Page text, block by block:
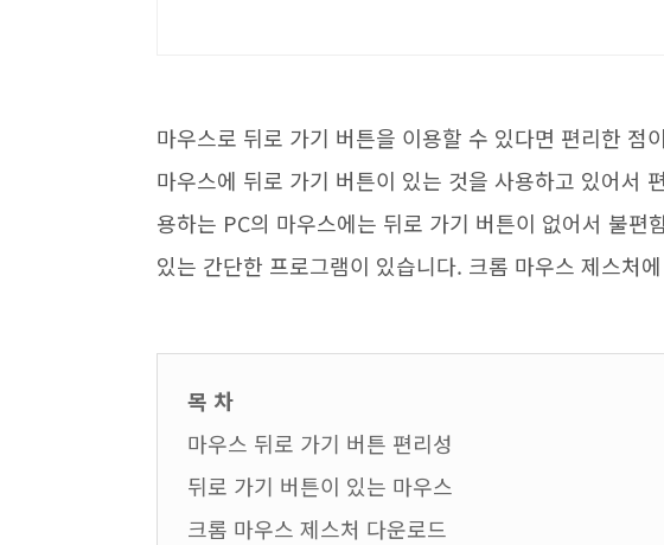
마우스로 뒤로 가기 버튼을 이용할 수 있다면 편리한 점
마우스에 뒤로 가기 버튼이 있는 것을 사용하고 있어서
용하는 PC의 마우스에는 뒤로 가기 버튼이 없어서 불편
있는 간단한 프로그램이 있습니다. 크롬 마우스 제스처
목 차
마우스 뒤로 가기 버튼 편리성
뒤로 가기 버튼이 있는 마우스
크롬 마우스 제스처 다운로드